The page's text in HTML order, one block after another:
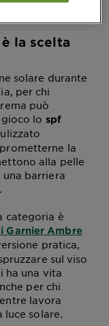
gesto da
la scelta
solare durante
per chi
può
lo spf
la
alla pelle
barriera
categoria è
Garnier Ambre
pratica,
sul viso
ha una vita
per chi
lavora
luce solare.